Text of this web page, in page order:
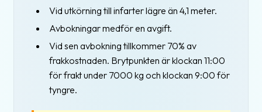
Vid utkörning till infarter lägre än 4,1 meter.
Avbokningar medför en avgift.
Vid sen avbokning tillkommer 70% av
frakkostnaden. Brytpunkten är klockan 11:00
för frakt under 7000 kg och klockan 9:00 för
tyngre.